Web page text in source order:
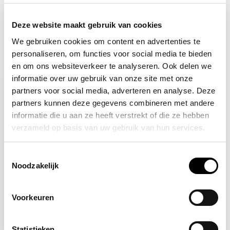
Deze website maakt gebruik van cookies
We gebruiken cookies om content en advertenties te
personaliseren, om functies voor social media te bieden
en om ons websiteverkeer te analyseren. Ook delen we
informatie over uw gebruik van onze site met onze
partners voor social media, adverteren en analyse. Deze
partners kunnen deze gegevens combineren met andere
informatie die u aan ze heeft verstrekt of die ze hebben
verzameld op basis van uw gebruik van hun services.
Noodzakelijk
Voorkeuren
Recent bekeken
-17%